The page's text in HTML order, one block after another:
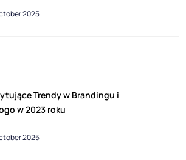
2025
Trendy w Brandingu i
w 2023 roku
2025